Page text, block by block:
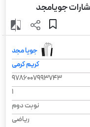
جویامجد
جویا مجد
کریم کرمی
9786007993743
1
نوبت دوم
ریاضی